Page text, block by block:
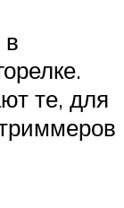
те, для